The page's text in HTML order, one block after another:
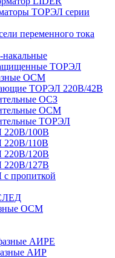
ТОРЭЛ серии
переменного тока
ТОРЭЛ
ОСМ
ТОРЭЛ 220В/42В
ОСЗ
ОСМ
ТОРЭЛ
220В/100В
220В/110В
220В/120В
220В/127В
пропиткой
ОСМ
АИРЕ
АИР